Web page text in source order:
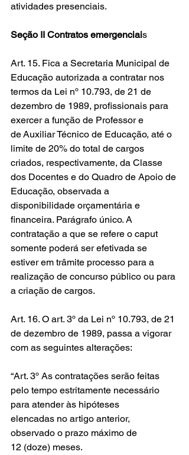
atividades presenciais.
Seção II Contratos emergenciais
Art. 15. Fica a Secretaria Municipal de
Educação autorizada a contratar nos
termos da Lei nº 10.793, de 21 de
dezembro de 1989, profissionais para
exercer a função de Professor e
de Auxiliar Técnico de Educação, até o
limite de 20% do total de cargos
criados, respectivamente, da Classe
dos Docentes e do Quadro de Apoio de
Educação, observada a
disponibilidade orçamentária e
financeira. Parágrafo único. A
contratação a que se refere o caput
somente poderá ser efetivada se
estiver em trâmite processo para a
realização de concurso público ou para
a criação de cargos.
Art. 16. O art. 3º da Lei nº 10.793, de 21
de dezembro de 1989, passa a vigorar
com as seguintes alterações:
“Art. 3º As contratações serão feitas
pelo tempo estritamente necessário
para atender às hipóteses
elencadas no artigo anterior,
observado o prazo máximo de
12 (doze) meses.